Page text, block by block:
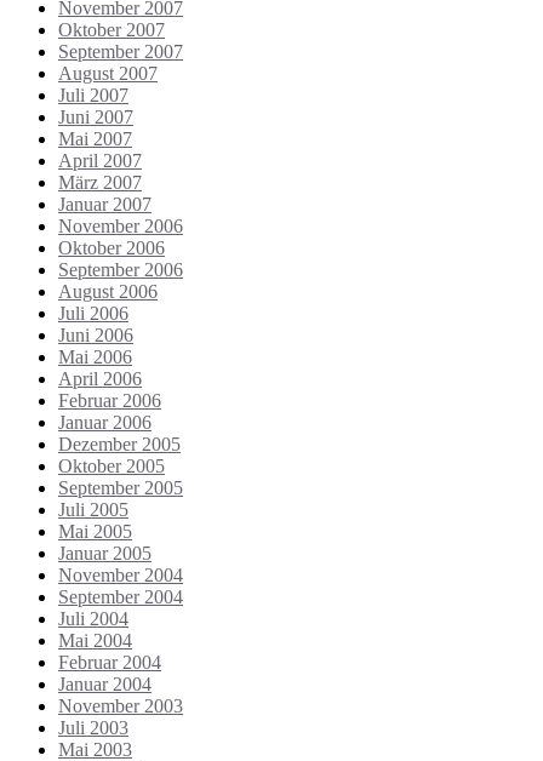
November 2007
Oktober 2007
September 2007
August 2007
Juli 2007
Juni 2007
Mai 2007
April 2007
März 2007
Januar 2007
November 2006
Oktober 2006
September 2006
August 2006
Juli 2006
Juni 2006
Mai 2006
April 2006
Februar 2006
Januar 2006
Dezember 2005
Oktober 2005
September 2005
Juli 2005
Mai 2005
Januar 2005
November 2004
September 2004
Juli 2004
Mai 2004
Februar 2004
Januar 2004
November 2003
Juli 2003
Mai 2003